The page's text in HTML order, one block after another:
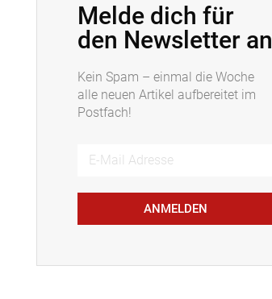
Melde dich für
den Newsletter an
Kein Spam – einmal die Woche
alle neuen Artikel aufbereitet im
Postfach!
ANMELDEN